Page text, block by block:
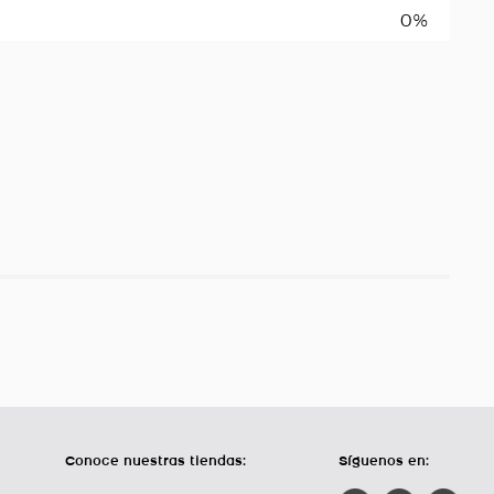
0%
Conoce nuestras tiendas: Síguenos en: